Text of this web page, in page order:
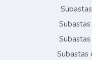
Subastas